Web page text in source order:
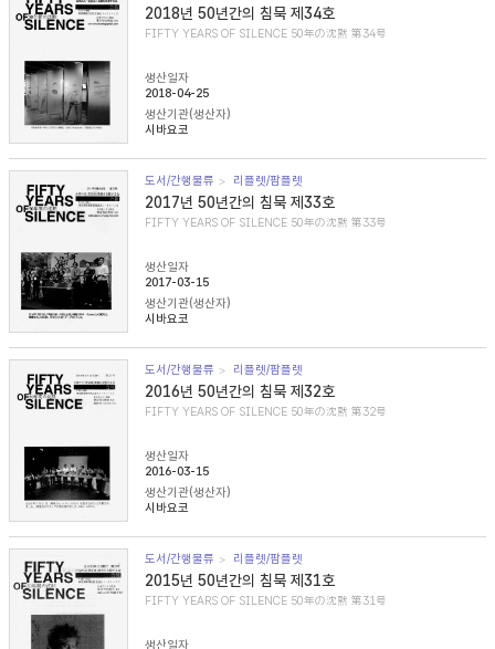
2018년 50년간의 침묵 제34호
FIFTY YEARS OF SILENCE 50年の沈黙 第34号
생산일자
2018-04-25
생산기관(생산자)
시바요코
도서/간행물류 리플렛/팜플렛
2017년 50년간의 침묵 제33호
FIFTY YEARS OF SILENCE 50年の沈黙 第33号
생산일자
2017-03-15
생산기관(생산자)
시바요코
도서/간행물류 리플렛/팜플렛
2016년 50년간의 침묵 제32호
FIFTY YEARS OF SILENCE 50年の沈黙 第32号
생산일자
2016-03-15
생산기관(생산자)
시바요코
도서/간행물류 리플렛/팜플렛
2015년 50년간의 침묵 제31호
FIFTY YEARS OF SILENCE 50年の沈黙 第31号
생산일자